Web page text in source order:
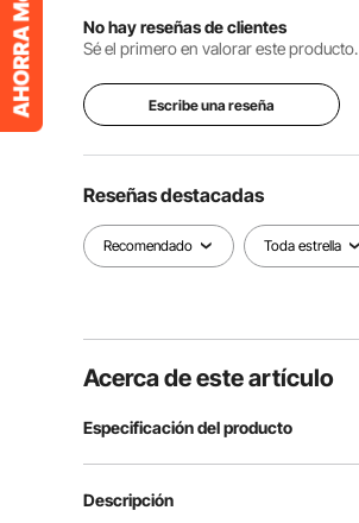
No hay reseñas de clientes
Sé el primero en valorar este
Escribe una reseña
Reseñas destacadas
Recomendado Toda estrella
Acerca de este artículo
Especificación del producto
Material
Descripción